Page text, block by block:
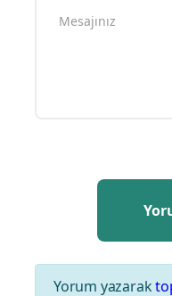
Yorum yazarak